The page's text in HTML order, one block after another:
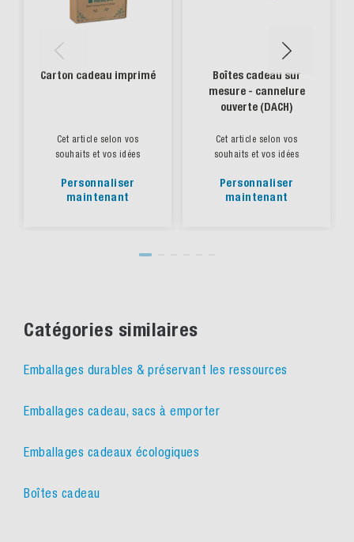
Carton cadeau imprimé
Cet article selon vos
souhaits et vos idées
Personnaliser
maintenant
Boîtes cadeau sur
mesure - cannelure
ouverte (DACH)
Cet article selon vos
souhaits et vos idées
Personnaliser
maintenant
Catégories similaires
Emballages durables & préservant les ressources
Emballages cadeau, sacs à emporter
Emballages cadeaux écologiques
Boîtes cadeau